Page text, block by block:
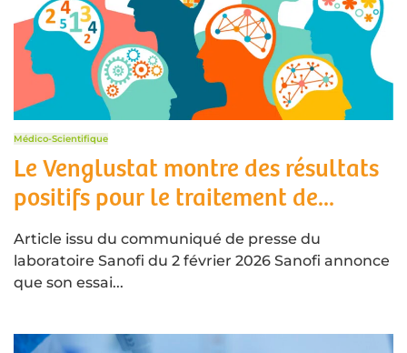
Médico-Scientifique
Le Venglustat montre des résultats
positifs pour le traitement de...
Article issu du communiqué de presse du
laboratoire Sanofi du 2 février 2026 Sanofi annonce
que son essai...